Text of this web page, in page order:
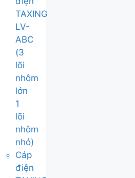
TAXING
LV-
ABC
(3
lõi
nhôm
lớn
1
lõi
nhôm
nhỏ)
Cáp
điện